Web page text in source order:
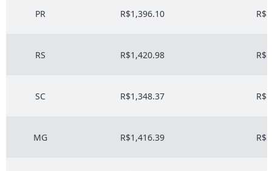
PR R$1,396.10
RS R$1,420.98
SC R$1,348.37
MG R$1,416.39